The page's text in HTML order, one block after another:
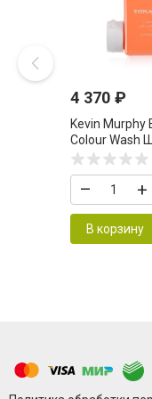
4 370 ₽
Kevin Murphy
Colour Wash
защиты
волос 250 мл
– +
В корзину